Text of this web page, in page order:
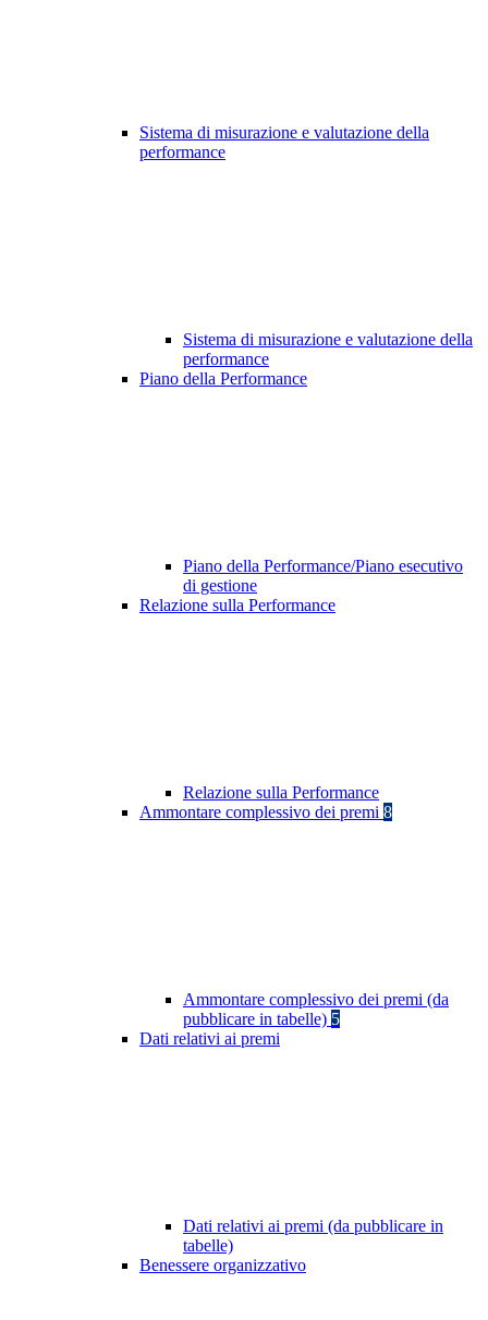
Sistema di misurazione e valutazione della
performance
Sistema di misurazione e valutazione della
performance
Piano della Performance
Piano della Performance/Piano esecutivo
di gestione
Relazione sulla Performance
Relazione sulla Performance
Ammontare complessivo dei premi 8
Ammontare complessivo dei premi (da
pubblicare in tabelle) 5
Dati relativi ai premi
Dati relativi ai premi (da pubblicare in
tabelle)
Benessere organizzativo